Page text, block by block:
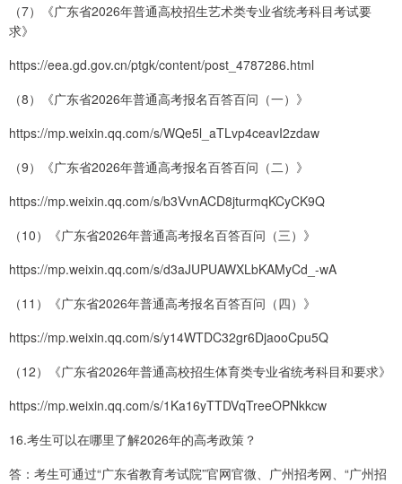
（7）《广东省2026年普通高校招生艺术类专业省统考科目考试要
求》
https://eea.gd.gov.cn/ptgk/content/post_4787286.html
（8）《广东省2026年普通高考报名百答百问（一）》
https://mp.weixin.qq.com/s/WQe5l_aTLvp4ceavI2zdaw
（9）《广东省2026年普通高考报名百答百问（二）》
https://mp.weixin.qq.com/s/b3VvnACD8jturmqKCyCK9Q
（10）《广东省2026年普通高考报名百答百问（三）》
https://mp.weixin.qq.com/s/d3aJUPUAWXLbKAMyCd_-wA
（11）《广东省2026年普通高考报名百答百问（四）》
https://mp.weixin.qq.com/s/y14WTDC32gr6DjaooCpu5Q
（12）《广东省2026年普通高校招生体育类专业省统考科目和要求》
https://mp.weixin.qq.com/s/1Ka16yTTDVqTreeOPNkkcw
16.考生可以在哪里了解2026年的高考政策？
答：考生可通过“广东省教育考试院”官网官微、广州招考网、“广州招